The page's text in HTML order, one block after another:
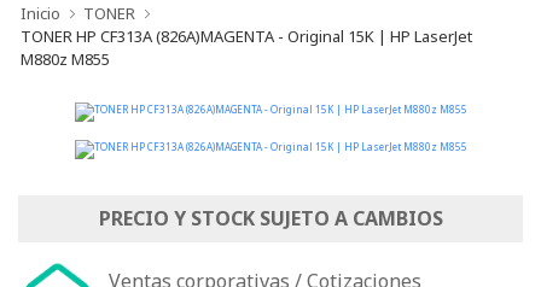
Inicio
TONER
TONER HP CF313A (826A)MAGENTA - Original 15K | HP LaserJet
M880z M855
PRECIO Y STOCK SUJETO A CAMBIOS
Ventas corporativas / Cotizaciones